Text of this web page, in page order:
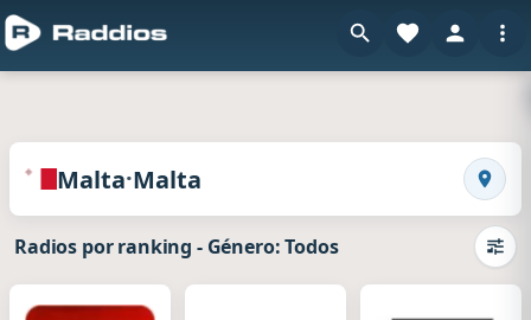
Radios de Malta · Maltaen Raddios
Malta·Malta
Radios por ranking - Género: Todos